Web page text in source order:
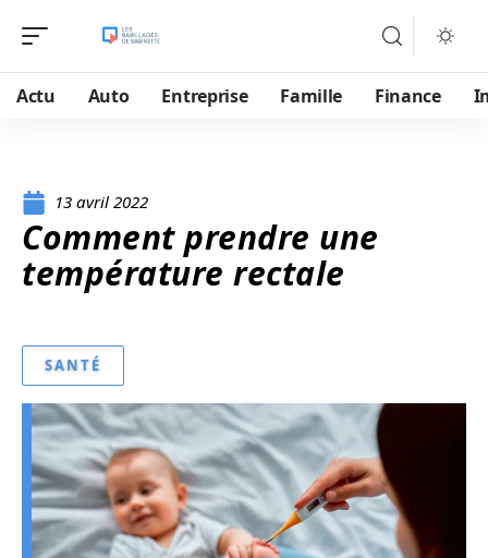
Actu Auto Entreprise Famille Finance
13 avril 2022
Comment prendre une
température rectale
SANTÉ